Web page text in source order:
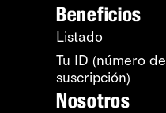
Beneficios
Listado
Tu ID (número de
suscripción)
Nosotros